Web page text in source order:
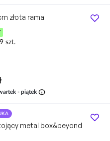
złota rama
szt.
- piątek info
metal box&beyond